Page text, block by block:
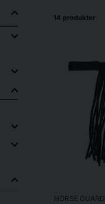
14 produkter
HORSE GUARD